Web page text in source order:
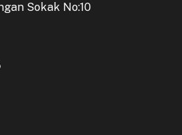
Sokak No:10